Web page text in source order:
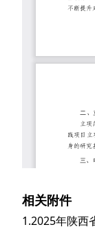
相关附件
1.2025年陕西